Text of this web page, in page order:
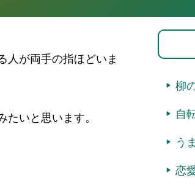
人が両手の指ほどいま
いと思います。
柳
自
う
恋